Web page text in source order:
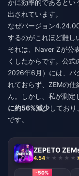
かに効率的であるとい
出されています。
なぜバージョン
するのがこれほど難し
それは、Naver Zが公
くしたからです。公
2026年6月）には、バ
れておらず、ZEMの
ん。しかし、私が測定
に約56%減少しており
です。
ZEPETO
4.54
-50%